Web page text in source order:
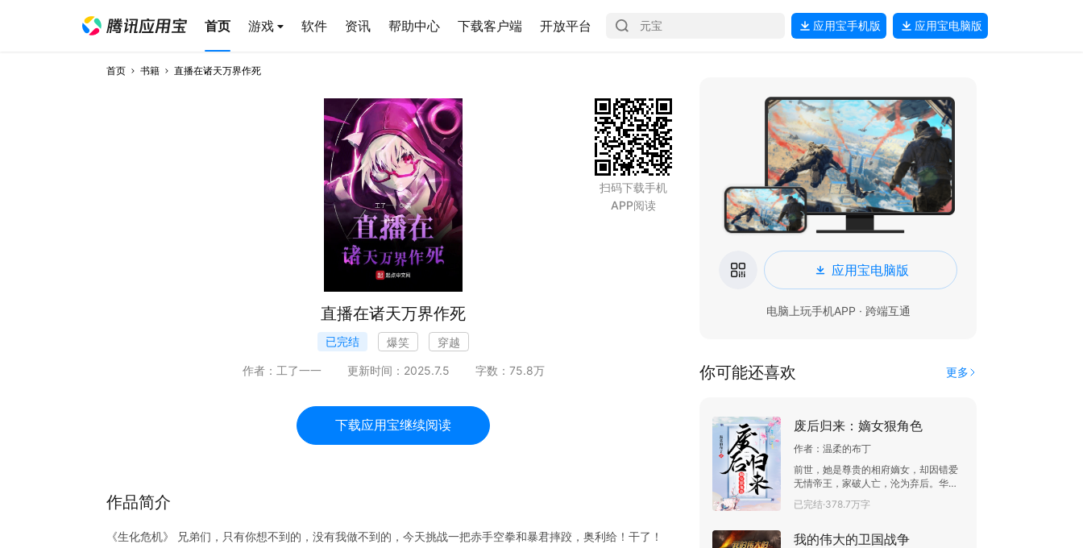
首页 游戏 软件 资讯 帮助中心 下载客户端 开放平台 应用宝手机版 应用宝电脑版
首页 书籍 直播在诸天万界作死
直播在诸天万界作死
已完结 爆笑 穿越
作者： 工了一一 更新时间： 2025.7.5 字数： 75.8万
下载应用宝继续阅读
扫码下载手机
APP阅读
作品简介
《生化危机》 兄弟们，只有你想不到的，没有我做不到的，今天挑战一把赤手空拳和暴君摔跤，奥利给！干了！
应用宝电脑版
电脑上玩手机APP · 跨端互通
你可能还喜欢 更多
废后归来：嫡女狠角色
作者： 温柔的布丁
前世，她是尊贵的相府嫡女，却因错爱
无情帝王，家破人亡，沦为弃后。华丽
重生，她誓要强势逆袭！庶妹辱她，就
撕破她的伪善面具。姨娘害她，就还施
是正当她斗得热火朝天之时，那冷酷无
已完结·378.7万字
我的伟大的卫国战争